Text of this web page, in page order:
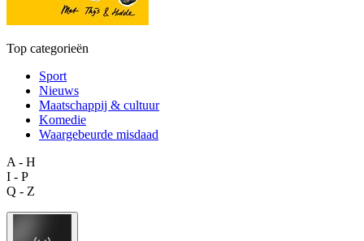
Top categorieën
Sport
Nieuws
Maatschappij & cultuur
Komedie
Waargebeurde misdaad
A - H
I - P
Q - Z